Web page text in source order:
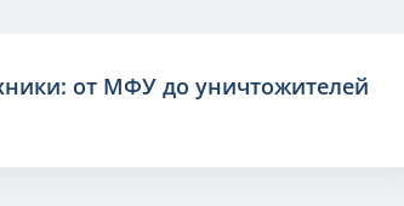
от МФУ до уничтожителей